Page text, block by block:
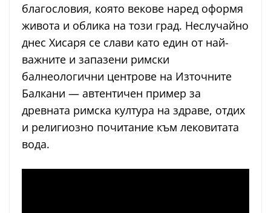
благословия, която векове наред оформя
живота и облика на този град. Неслучайно
днес Хисаря се слави като един от най-
важните и запазени римски
балнеологични центрове на Източните
Балкани — автентичен пример за
древната римска култура на здраве, отдих
и религиозно почитание към лековитата
вода.